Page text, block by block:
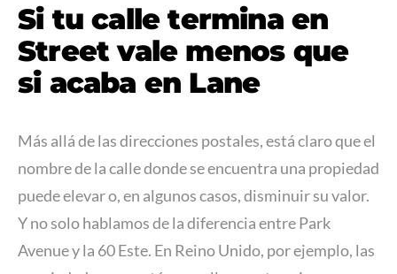
Si tu calle termina en
Street vale menos que
si acaba en Lane
Más allá de las direcciones postales, está claro que el
nombre de la calle donde se encuentra una propiedad
puede elevar o, en algunos casos, disminuir su valor.
Y no solo hablamos de la diferencia entre Park
Avenue y la 60 Este. En Reino Unido, por ejemplo, las